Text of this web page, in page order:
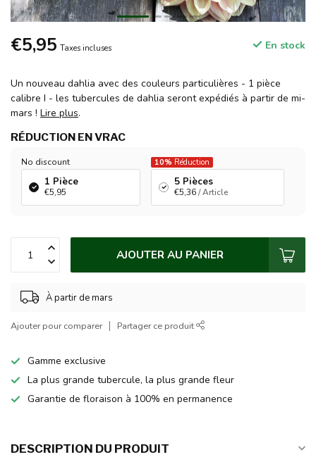
€5,95 Taxes incluses En stock
Un nouveau dahlia avec des couleurs particulières - 1 pièce
calibre I - les tubercules de dahlia seront expédiés à partir de mi-
mars ! Lire plus.
RÉDUCTION EN VRAC
No discount
1 Pièce
€5,95
10% Réduction
5 Pièces
€5,36/ Article
AJOUTER AU PANIER
À partir de mars
Ajouter pour comparer Partager ce produit
Gamme exclusive
La plus grande tubercule, la plus grande fleur
Garantie de floraison à 100% en permanence
DESCRIPTION DU PRODUIT